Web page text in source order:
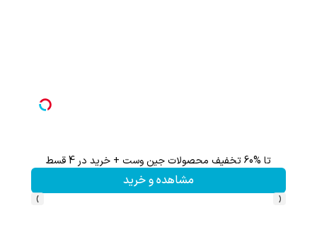
تا %60 تخفیف محصولات جین وست + خرید در 4 قسط
مشاهده و خرید
‹
›